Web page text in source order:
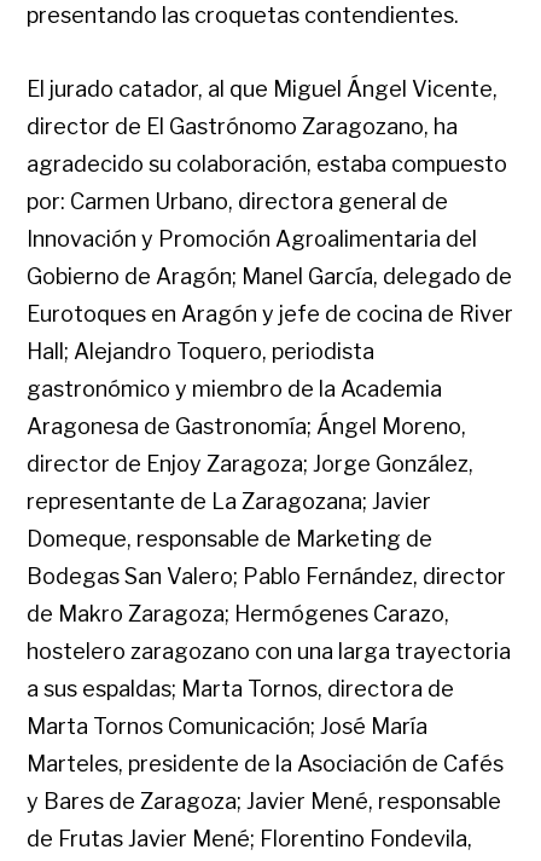
presentando las croquetas contendientes.
El jurado catador, al que Miguel Ángel Vicente,
director de El Gastrónomo Zaragozano, ha
agradecido su colaboración, estaba compuesto
por: Carmen Urbano, directora general de
Innovación y Promoción Agroalimentaria del
Gobierno de Aragón; Manel García, delegado de
Eurotoques en Aragón y jefe de cocina de River
Hall; Alejandro Toquero, periodista
gastronómico y miembro de la Academia
Aragonesa de Gastronomía; Ángel Moreno,
director de Enjoy Zaragoza; Jorge González,
representante de La Zaragozana; Javier
Domeque, responsable de Marketing de
Bodegas San Valero; Pablo Fernández, director
de Makro Zaragoza; Hermógenes Carazo,
hostelero zaragozano con una larga trayectoria
a sus espaldas; Marta Tornos, directora de
Marta Tornos Comunicación; José María
Marteles, presidente de la Asociación de Cafés
y Bares de Zaragoza; Javier Mené, responsable
de Frutas Javier Mené; Florentino Fondevila,